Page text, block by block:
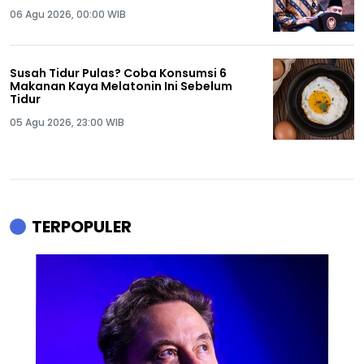
06 Agu 2026, 00:00 WIB
Susah Tidur Pulas? Coba Konsumsi 6
Makanan Kaya Melatonin Ini Sebelum
Tidur
05 Agu 2026, 23:00 WIB
TERPOPULER